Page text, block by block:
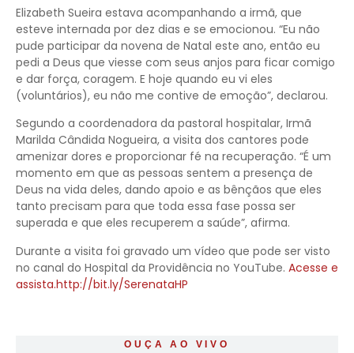
Elizabeth Sueira estava acompanhando a irmã, que
esteve internada por dez dias e se emocionou. “Eu não
pude participar da novena de Natal este ano, então eu
pedi a Deus que viesse com seus anjos para ficar comigo
e dar força, coragem. E hoje quando eu vi eles
(voluntários), eu não me contive de emoção”, declarou.
Segundo a coordenadora da pastoral hospitalar, Irmã
Marilda Cândida Nogueira, a visita dos cantores pode
amenizar dores e proporcionar fé na recuperação. “É um
momento em que as pessoas sentem a presença de
Deus na vida deles, dando apoio e as bênçãos que eles
tanto precisam para que toda essa fase possa ser
superada e que eles recuperem a saúde”, afirma.
Durante a visita foi gravado um vídeo que pode ser visto
no canal do Hospital da Providência no YouTube. Acesse e
assista.http://bit.ly/SerenataHP
OUÇA AO VIVO